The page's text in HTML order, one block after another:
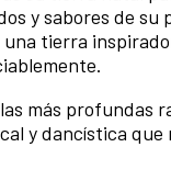
y sabores de
tierra
más profundas
y dancística que